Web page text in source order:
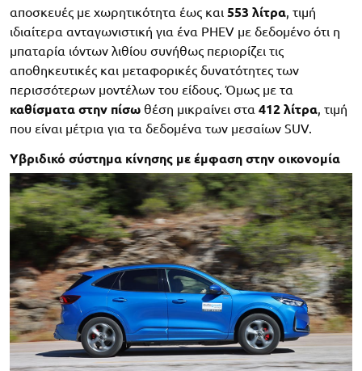
αποσκευές με χωρητικότητα έως και 553 λίτρα, τιμή
ιδιαίτερα ανταγωνιστική για ένα PHEV με δεδομένο ότι η
μπαταρία ιόντων λιθίου συνήθως περιορίζει τις
αποθηκευτικές και μεταφορικές δυνατότητες των
περισσότερων μοντέλων του είδους. Όμως με τα
καθίσματα στην πίσω θέση μικραίνει στα 412 λίτρα, τιμή
που είναι μέτρια για τα δεδομένα των μεσαίων SUV.
Υβριδικό σύστημα κίνησης με έμφαση στην οικονομία